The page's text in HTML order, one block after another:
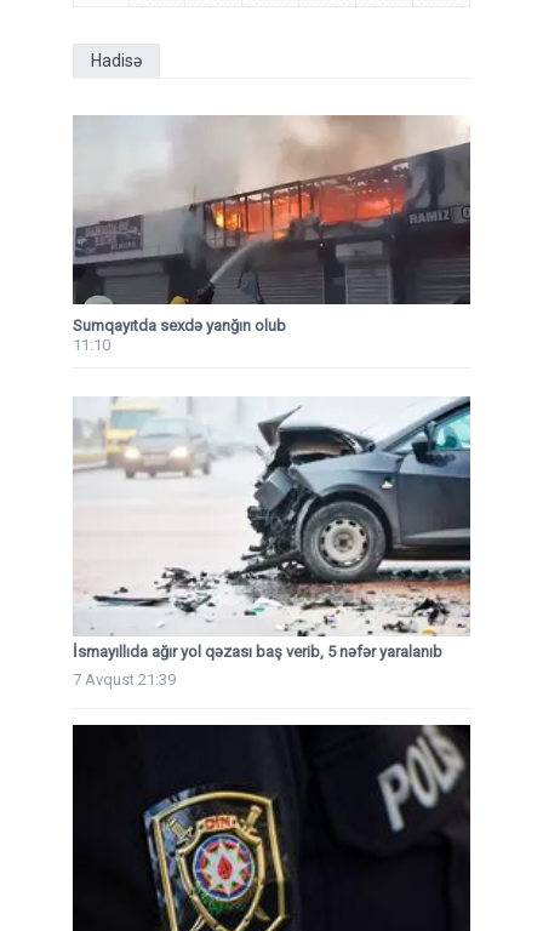
Hadisə
Sumqayıtda sexdə yanğın olub
11:10
İsmayıllıda ağır yol qəzası baş verib, 5 nəfər yaralanıb
7 Avqust 21:39